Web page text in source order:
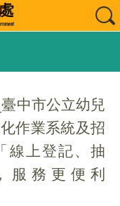
中市公立幼兒
作業系統及招
線上登記、抽
服務更便利